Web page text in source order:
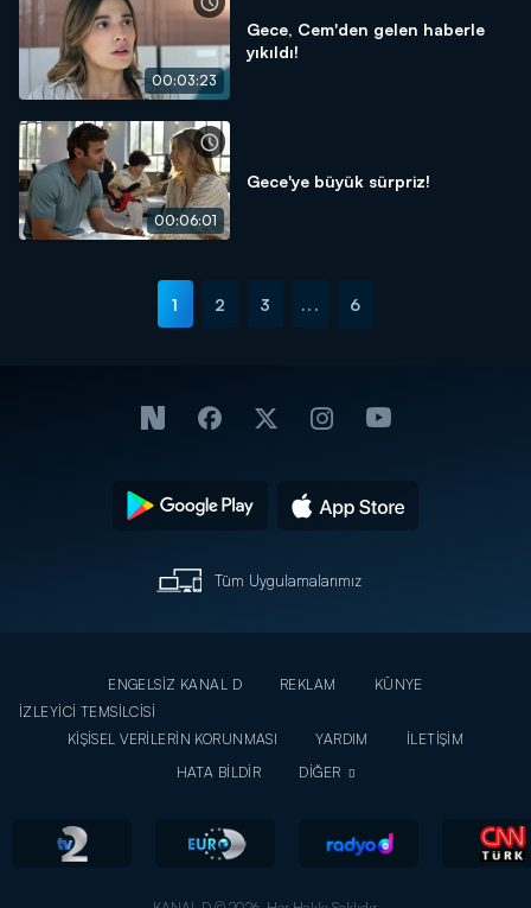
00:03:23
Gece, Cem'den gelen haberle
yıkıldı!
00:06:01
Gece'ye büyük sürpriz!
1 2 3 ... 6
Tüm Uygulamalarımız
ENGELSİZ KANAL D REKLAM
KÜNYE
İZLEYİCİ TEMSİLCİSİ
KİŞİSEL VERİLERİN KORUNMASI
YARDIM
İLETİŞİM
HATA BİLDİR
DİĞER